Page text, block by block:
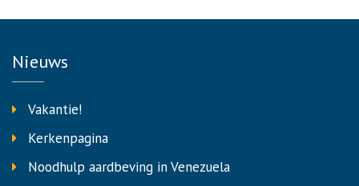
Nieuws
Vakantie!
Kerkenpagina
Noodhulp aardbeving in Venezuela